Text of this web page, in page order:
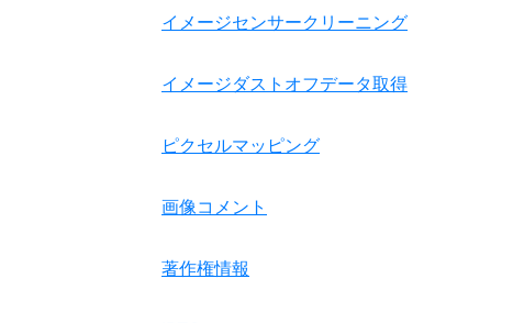
イメージセンサークリーニング
イメージダストオフデータ取得
ピクセルマッピング
画像コメント
著作権情報